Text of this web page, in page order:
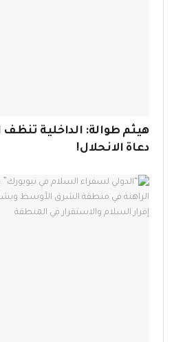
هيثم طوالة: الداخلية
دعاة الانحلال!